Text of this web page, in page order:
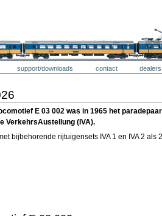
support/downloads contact
dealers
E 03 002 was in 1965 het
VerkehrsAustellung (IVA).
bijbehorende rijtuigensets IVA 1 en IVA 2 als